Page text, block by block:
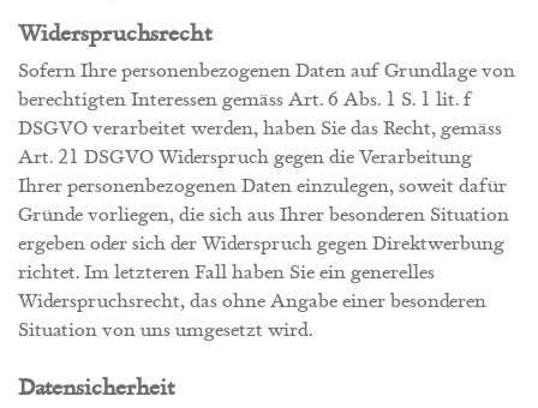
Widerspruchsrecht
Sofern Ihre personenbezogenen Daten auf Grundlage von
berechtigten Interessen gemäss Art. 6 Abs. 1 S. 1 lit. f
DSGVO verarbeitet werden, haben Sie das Recht, gemäss
Art. 21 DSGVO Widerspruch gegen die Verarbeitung
Ihrer personenbezogenen Daten einzulegen, soweit dafür
Gründe vorliegen, die sich aus Ihrer besonderen Situation
ergeben oder sich der Widerspruch gegen Direktwerbung
richtet. Im letzteren Fall haben Sie ein generelles
Widerspruchsrecht, das ohne Angabe einer besonderen
Situation von uns umgesetzt wird.
Datensicherheit